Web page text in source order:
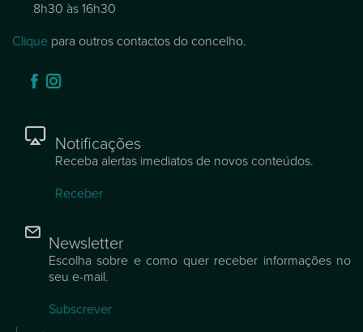
8h30 às 16h30
Clique para outros contactos do concelho.
Notificações
Receba alertas imediatos de novos conteúdos.
Receber
Newsletter
Escolha sobre e como quer receber informações no
seu e-mail.
Subscrever